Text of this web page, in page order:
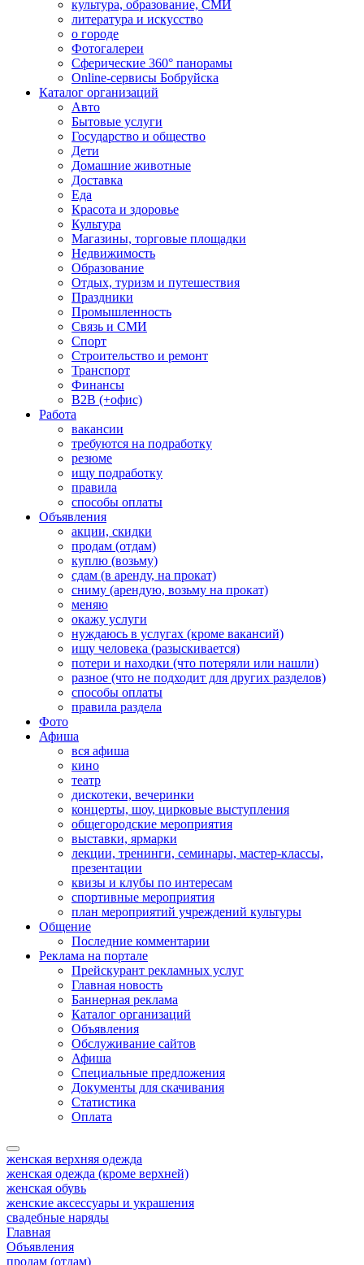
культура, образование, СМИ
литература и искусство
о городе
Фотогалереи
Сферические 360° панорамы
Online-сервисы Бобруйска
Каталог организаций
Авто
Бытовые услуги
Государство и общество
Дети
Домашние животные
Доставка
Еда
Красота и здоровье
Культура
Магазины, торговые площадки
Недвижимость
Образование
Отдых, туризм и путешествия
Праздники
Промышленность
Связь и СМИ
Спорт
Строительство и ремонт
Транспорт
Финансы
B2B (+офис)
Работа
вакансии
требуются на подработку
резюме
ищу подработку
правила
способы оплаты
Объявления
акции, скидки
продам (отдам)
куплю (возьму)
сдам (в аренду, на прокат)
сниму (арендую, возьму на прокат)
меняю
окажу услуги
нуждаюсь в услугах (кроме вакансий)
ищу человека (разыскивается)
потери и находки (что потеряли или нашли)
разное (что не подходит для других разделов)
способы оплаты
правила раздела
Фото
Афиша
вся афиша
кино
театр
дискотеки, вечеринки
концерты, шоу, цирковые выступления
общегородские мероприятия
выставки, ярмарки
лекции, тренинги, семинары, мастер-классы,
презентации
квизы и клубы по интересам
спортивные мероприятия
план мероприятий учреждений культуры
Общение
Последние комментарии
Реклама на портале
Прейскурант рекламных услуг
Главная новость
Баннерная реклама
Каталог организаций
Объявления
Обслуживание сайтов
Афиша
Специальные предложения
Документы для скачивания
Статистика
Оплата
женская верхняя одежда
женская одежда (кроме верхней)
женская обувь
женские аксессуары и украшения
свадебные наряды
Главная
Объявления
продам (отдам)